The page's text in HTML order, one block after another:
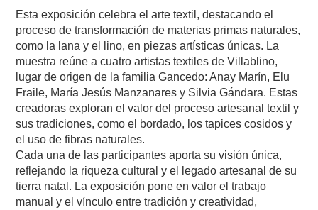
Esta exposición celebra el arte textil, destacando el
proceso de transformación de materias primas naturales,
como la lana y el lino, en piezas artísticas únicas. La
muestra reúne a cuatro artistas textiles de Villablino,
lugar de origen de la familia Gancedo: Anay Marín, Elu
Fraile, María Jesús Manzanares y Silvia Gándara. Estas
creadoras exploran el valor del proceso artesanal textil y
sus tradiciones, como el bordado, los tapices cosidos y
el uso de fibras naturales.
Cada una de las participantes aporta su visión única,
reflejando la riqueza cultural y el legado artesanal de su
tierra natal. La exposición pone en valor el trabajo
manual y el vínculo entre tradición y creatividad,